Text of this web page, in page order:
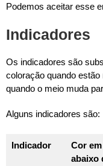
Podemos aceitar esse
Indicadores
Os indicadores são
coloração quando
quando o meio muda
Alguns indicadores são:
Indicador
Cor
abaixo